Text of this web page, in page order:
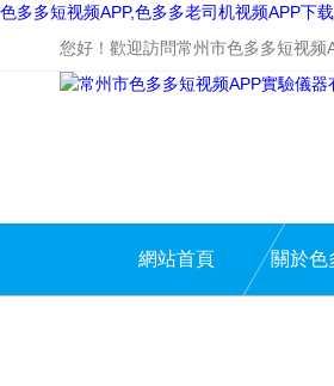
色多多短视频APP,色多多老司机视频APP下
您好！歡迎訪問常州市色多多短视
網站首頁 關於色